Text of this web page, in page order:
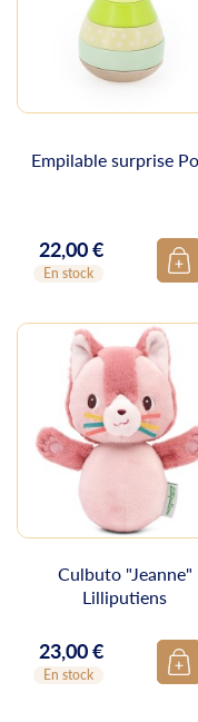
Empilable surprise
Prix
22,00 €
En stock
Culbuto "Jeanne"
Lilliputiens
Prix
23,00 €
En stock